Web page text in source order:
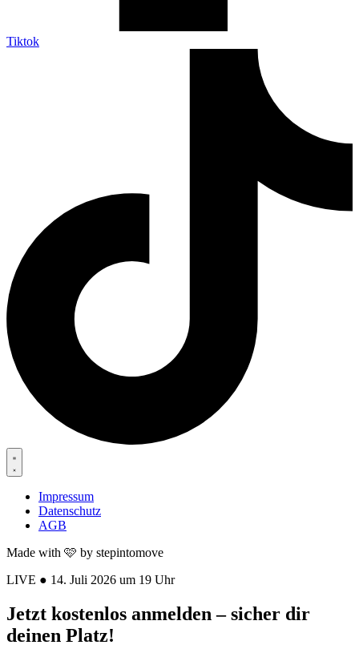
Tiktok
Impressum
Datenschutz
AGB
Made with 🩷 by stepintomove
LIVE ● 14. Juli 2026 um 19 Uhr
Jetzt kostenlos anmelden – sicher dir
deinen Platz!